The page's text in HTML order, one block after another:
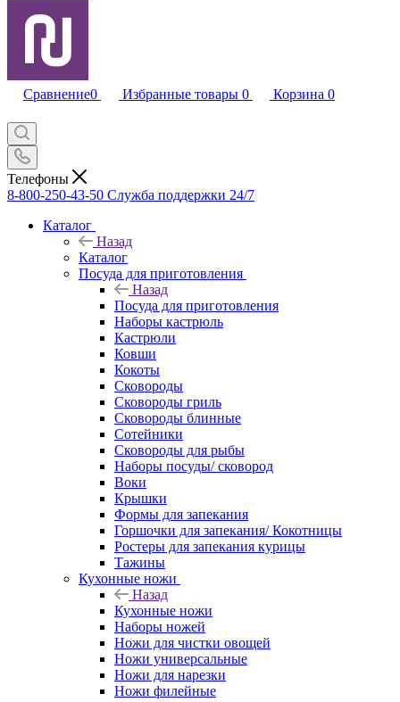
Сравнение0 Избранные товары 0 Корзина 0
Телефоны
8-800-250-43-50 Служба поддержки 24/7
Каталог
Назад
Каталог
Посуда для приготовления
Назад
Посуда для приготовления
Наборы кастрюль
Кастрюли
Ковши
Кокоты
Сковороды
Сковороды гриль
Сковороды блинные
Сотейники
Сковороды для рыбы
Наборы посуды/ сковород
Воки
Крышки
Формы для запекания
Горшочки для запекания/ Кокотницы
Ростеры для запекания курицы
Тажины
Кухонные ножи
Назад
Кухонные ножи
Наборы ножей
Ножи для чистки овощей
Ножи универсальные
Ножи для нарезки
Ножи филейные